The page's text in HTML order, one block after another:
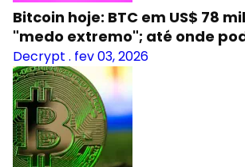
Bitcoin hoje: BTC em US$ 78
"medo extremo"; até onde
Decrypt . fev 03, 2026